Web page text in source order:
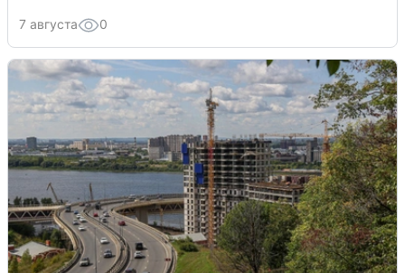
7 августа 0